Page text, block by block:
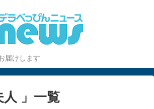
届けします
人 」一覧